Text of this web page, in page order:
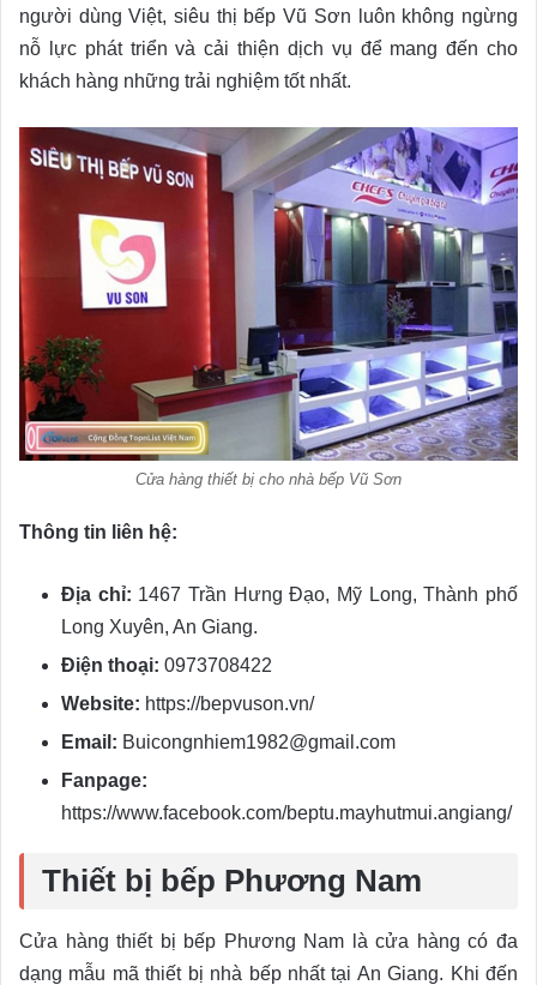
người dùng Việt, siêu thị bếp Vũ Sơn luôn không ngừng
nỗ lực phát triển và cải thiện dịch vụ để mang đến cho
khách hàng những trải nghiệm tốt nhất.
Cửa hàng thiết bị cho nhà bếp Vũ Sơn
Thông tin liên hệ:
Địa chỉ: 1467 Trần Hưng Đạo, Mỹ Long, Thành phố
Long Xuyên, An Giang.
Điện thoại: 0973708422
Website: https://bepvuson.vn/
Email: Buicongnhiem1982@gmail.com
Fanpage:
https://www.facebook.com/beptu.mayhutmui.angiang/
Thiết bị bếp Phương Nam
Cửa hàng thiết bị bếp Phương Nam là cửa hàng có đa
dạng mẫu mã thiết bị nhà bếp nhất tại An Giang. Khi đến